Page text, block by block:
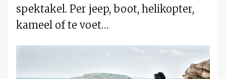
spektakel. Per jeep, boot, helikopter,
kameel of te voet…